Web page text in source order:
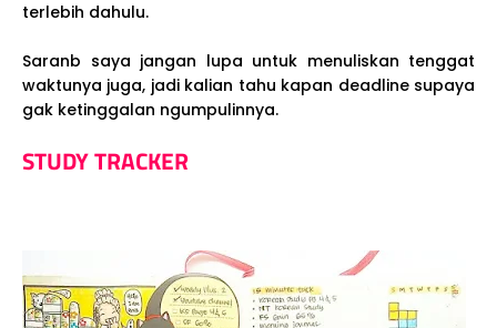
terlebih dahulu.
Saranb saya jangan lupa untuk menuliskan tenggat
waktunya juga, jadi kalian tahu kapan deadline supaya
gak ketinggalan ngumpulinnya.
STUDY TRACKER